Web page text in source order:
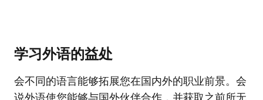
学习外语的益处
会不同的语言能够拓展您在国内外的职业前景。会